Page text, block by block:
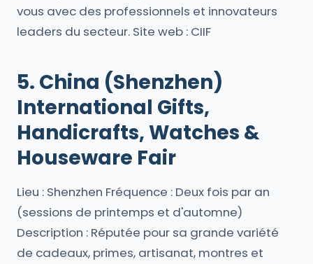
vous avec des professionnels et innovateurs
leaders du secteur. Site web : CIIF
5. China (Shenzhen)
International Gifts,
Handicrafts, Watches &
Houseware Fair
Lieu : Shenzhen Fréquence : Deux fois par an
(sessions de printemps et d'automne)
Description : Réputée pour sa grande variété
de cadeaux, primes, artisanat, montres et